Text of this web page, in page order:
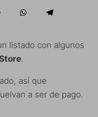
listado con algunos
.
así que
a ser de pago.